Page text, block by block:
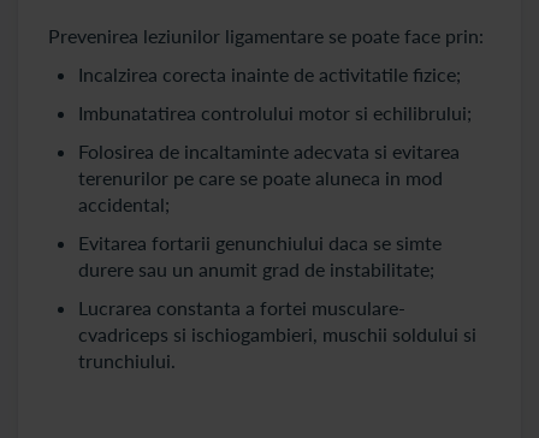
Prevenirea leziunilor ligamentare se poate face prin:
Incalzirea corecta inainte de activitatile fizice;
Imbunatatirea controlului motor si echilibrului;
Folosirea de incaltaminte adecvata si evitarea
terenurilor pe care se poate aluneca in mod
accidental;
Evitarea fortarii genunchiului daca se simte
durere sau un anumit grad de instabilitate;
Lucrarea constanta a fortei musculare-
cvadriceps si ischiogambieri, muschii soldului si
trunchiului.